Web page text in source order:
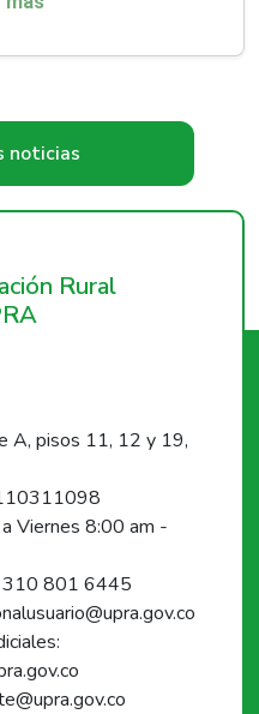
noticias
Rural
A, pisos 11, 12 y 19,
Viernes 8:00 am -
310 801 6445